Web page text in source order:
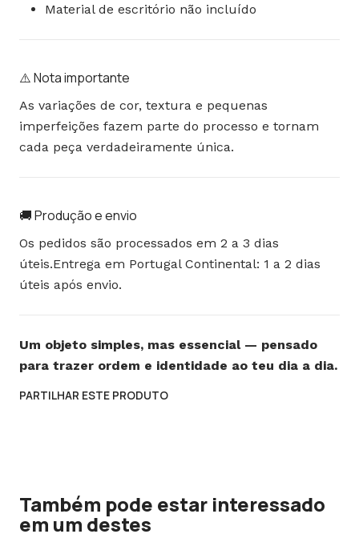
Material de escritório não incluído
⚠️ Nota importante
As variações de cor, textura e pequenas
imperfeições fazem parte do processo e tornam
cada peça verdadeiramente única.
🚚 Produção e envio
Os pedidos são processados em 2 a 3 dias
úteis.Entrega em Portugal Continental: 1 a 2 dias
úteis após envio.
Um objeto simples, mas essencial — pensado
para trazer ordem e identidade ao teu dia a dia.
PARTILHAR ESTE PRODUTO
Também pode estar interessado
em um destes